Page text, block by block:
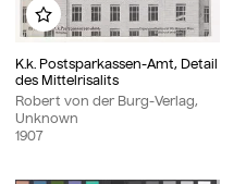
K.k. Postsparkassen-Amt, Detail
des Mittelrisalits
Robert von der Burg-Verlag,
Unknown
1907
Add to my album